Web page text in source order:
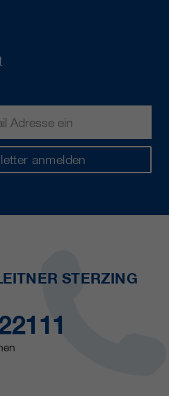
anmelden
STERZING